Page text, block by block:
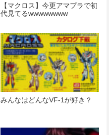
【マクロス】今更アマプラで初
代見てるwwwwwwww
みんなはどんなVF-1が好き？